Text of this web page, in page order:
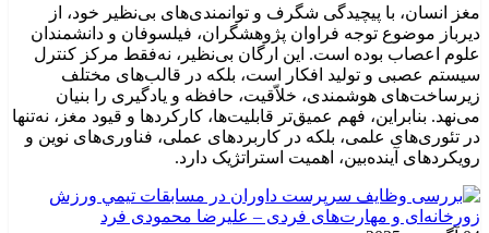
مغز انسان، با پیچیدگی شگرف و توانمندی‌های بی‌نظیر خود، از
دیرباز موضوع توجه فراوان پژوهشگران، فیلسوفان و دانشمندان
علوم اعصاب بوده است. این ارگان بی‌نظیر، نه‌فقط مرکز کنترل
سیستم عصبی و تولید افکار است، بلکه در قالب‌های مختلف
زیرساخت‌های هوشمندی، خلاّقیت، حافظه و یادگیری را بنیان
می‌نهد. بنابراین، فهم عمیق‌تر قابلیت‌ها، کارکردها و قیود مغز، نه‌تنها
در تئوری‌های علمی، بلکه در کاربردهای عملی، فناوری‌های نوین و
رویکردهای آینده‌بین، اهمیت استراتژیک دارد.